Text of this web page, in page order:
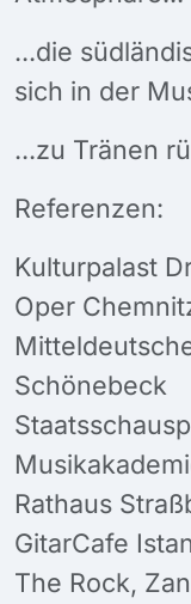
...die
sich in der
...zu Tränen
Referenzen:
Kulturpalast
Oper
Schönebeck
Rathaus
GitarCafe
The Rock,